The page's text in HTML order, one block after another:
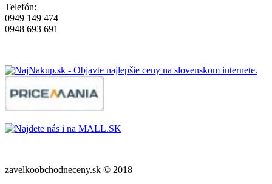
Telefón:
0949 149 474
0948 693 691
zavelkoobchodneceny.sk © 2018